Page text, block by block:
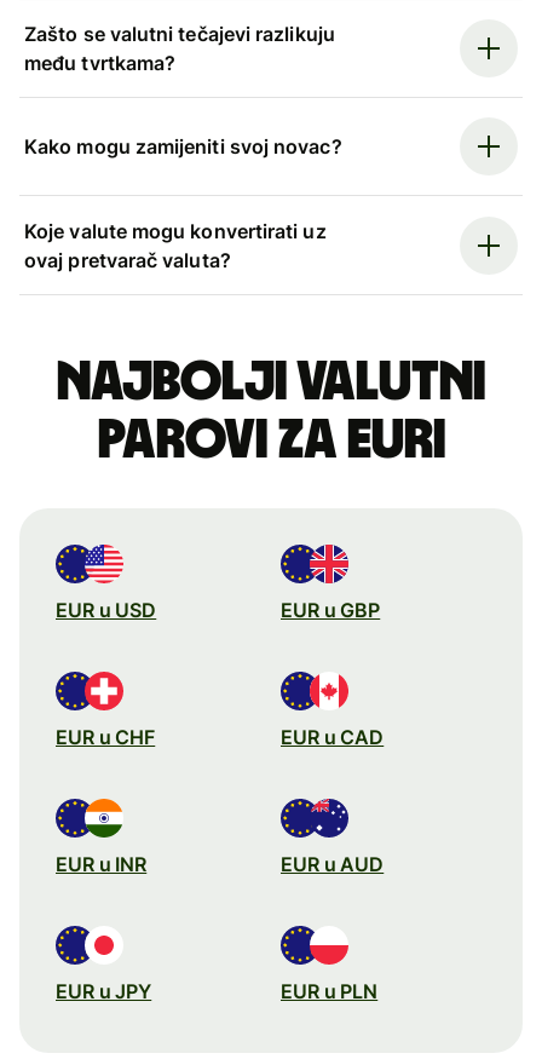
Zašto se valutni tečajevi razlikuju
među tvrtkama?
Kako mogu zamijeniti svoj novac?
Koje valute mogu konvertirati uz
ovaj pretvarač valuta?
Najbolji valutni
parovi za euri
EUR u USD EUR u GBP
EUR u CHF EUR u CAD
EUR u INR EUR u AUD
EUR u JPY EUR u PLN